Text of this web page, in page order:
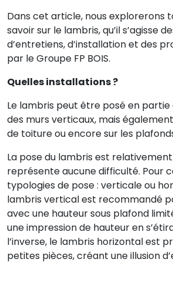
Dans cet article, nous explorerons
savoir sur le lambris, qu’il s’agisse
d’entretiens, d’installation et des
par le Groupe FP BOIS.
Quelles installations ?
Le lambris peut être posé en partie
des murs verticaux, mais
de toiture ou encore sur les
La pose du lambris est
représente aucune difficulté. Pour
typologies de pose : verticale ou
lambris vertical est recommandé
avec une hauteur sous plafond
une impression de hauteur en
l’inverse, le lambris horizontal est
petites pièces, créant une illusion